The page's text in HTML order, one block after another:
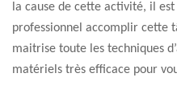
la cause de cette activité, il
professionnel accomplir cette
maitrise toute les techniques
matériels très efficace pour